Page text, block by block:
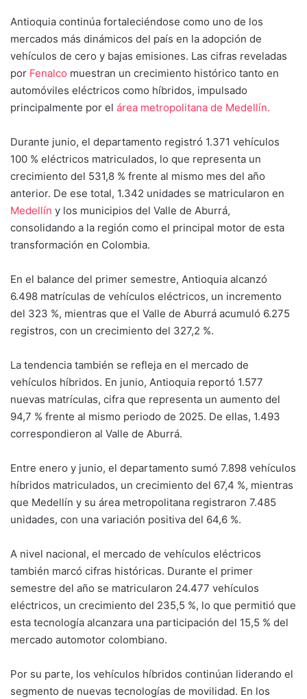
Antioquia continúa fortaleciéndose como uno de los
mercados más dinámicos del país en la adopción de
vehículos de cero y bajas emisiones. Las cifras reveladas
por Fenalco muestran un crecimiento histórico tanto en
automóviles eléctricos como híbridos, impulsado
principalmente por el área metropolitana de Medellín.
Durante junio, el departamento registró 1.371 vehículos
100 % eléctricos matriculados, lo que representa un
crecimiento del 531,8 % frente al mismo mes del año
anterior. De ese total, 1.342 unidades se matricularon en
Medellín y los municipios del Valle de Aburrá,
consolidando a la región como el principal motor de esta
transformación en Colombia.
En el balance del primer semestre, Antioquia alcanzó
6.498 matrículas de vehículos eléctricos, un incremento
del 323 %, mientras que el Valle de Aburrá acumuló 6.275
registros, con un crecimiento del 327,2 %.
La tendencia también se refleja en el mercado de
vehículos híbridos. En junio, Antioquia reportó 1.577
nuevas matrículas, cifra que representa un aumento del
94,7 % frente al mismo periodo de 2025. De ellas, 1.493
correspondieron al Valle de Aburrá.
Entre enero y junio, el departamento sumó 7.898 vehículos
híbridos matriculados, un crecimiento del 67,4 %, mientras
que Medellín y su área metropolitana registraron 7.485
unidades, con una variación positiva del 64,6 %.
A nivel nacional, el mercado de vehículos eléctricos
también marcó cifras históricas. Durante el primer
semestre del año se matricularon 24.477 vehículos
eléctricos, un crecimiento del 235,5 %, lo que permitió que
esta tecnología alcanzara una participación del 15,5 % del
mercado automotor colombiano.
Por su parte, los vehículos híbridos continúan liderando el
segmento de nuevas tecnologías de movilidad. En los